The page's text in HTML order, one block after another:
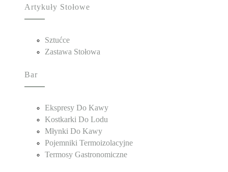
Artykuły Stołowe
Sztućce
Zastawa Stołowa
Bar
Ekspresy Do Kawy
Kostkarki Do Lodu
Młynki Do Kawy
Pojemniki Termoizolacyjne
Termosy Gastronomiczne